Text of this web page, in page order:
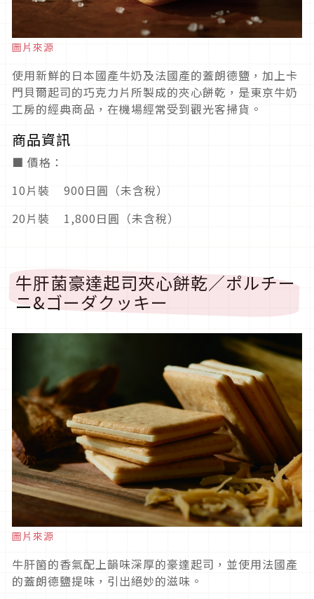
圖片來源
使用新鮮的日本國產牛奶及法國產的蓋朗德鹽，加上卡
門貝爾起司的巧克力片所製成的夾心餅乾，是東京牛奶
工房的經典商品，在機場經常受到觀光客掃貨。
商品資訊
■ 價格：
10片裝 900日圓（未含稅）
20片裝 1,800日圓（未含稅）
牛肝菌豪達起司夾心餅乾／ポルチー
ニ&ゴーダクッキー
圖片來源
牛肝箘的香氣配上韻味深厚的豪達起司，並使用法國產
的蓋朗德鹽提味，引出絕妙的滋味。